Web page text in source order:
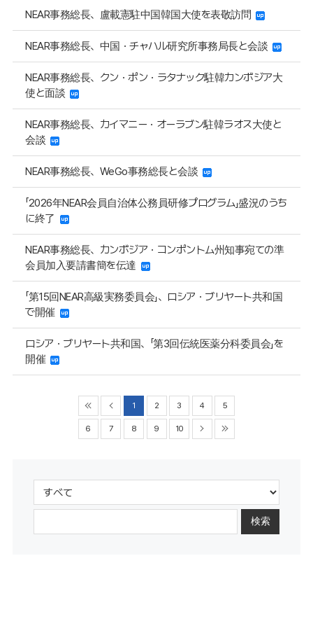
NEAR事務総長、盧載憲駐中国韓国大使を表敬訪問
NEAR事務総長、中国・チャハル研究所事務局長と会談
NEAR事務総長、クン・ポン・ラタナック駐韓カンボジア大
使と面談
NEAR事務総長、カイマニー・オーラブン駐韓ラオス大使と
会談
NEAR事務総長、WeGo事務総長と会談
「2026年NEAR会員自治体公務員研修プログラム」盛況のうち
に終了
NEAR事務総長、カンボジア・コンポントム州知事宛ての準
会員加入要請書簡を伝達
「第15回NEAR高級実務委員会」、ロシア・ブリヤート共和国
で開催
ロシア・ブリヤート共和国、「第3回伝統医薬分科委員会」を
開催
1 2 3 4 5
6 7 8 9 10
検索